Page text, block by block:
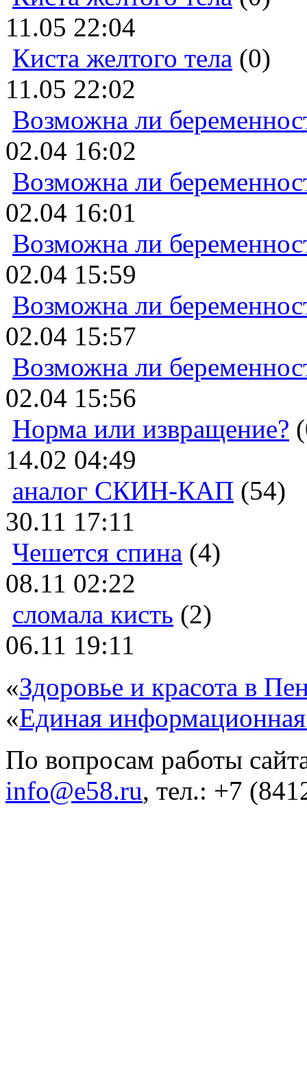
11.05 22:04
Киста желтого тела (0)
11.05 22:02
Возможна ли
02.04 16:02
Возможна ли
02.04 16:01
Возможна ли
02.04 15:59
Возможна ли
02.04 15:57
Возможна ли
02.04 15:56
Норма или извращение?
14.02 04:49
аналог СКИН-КАП (54)
30.11 17:11
Чешется спина (4)
08.11 02:22
сломала кисть (2)
06.11 19:11
«Здоровье и красота в
«Единая
По вопросам работы
info@e58.ru, тел.: +7